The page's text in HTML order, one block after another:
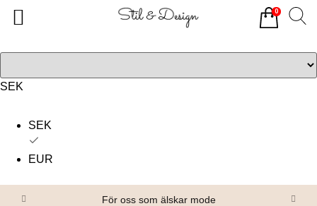
SEK
SEK
EUR
För oss som älskar mode
0
Alla produkter
Om oss